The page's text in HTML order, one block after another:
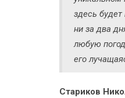
здесь
ни за два
любую
его
Стариков